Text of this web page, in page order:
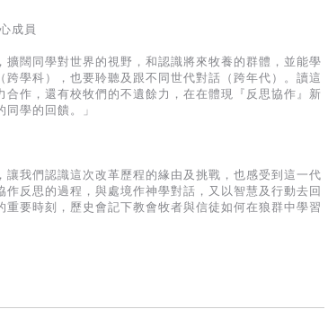
成員
擴闊同學對世界的視野，和認識將來牧養的群體，並能學
學科），也要聆聽及跟不同世代對話（跨年代）。讀這
作，還有校牧們的不遺餘力，在在體現『反思協作』新
學的回饋。」
讓我們認識這次改革歷程的緣由及挑戰，也感受到這一代
反思的過程，與處境作神學對話，又以智慧及行動去回
要時刻，歷史會記下教會牧者與信徒如何在狼群中學習